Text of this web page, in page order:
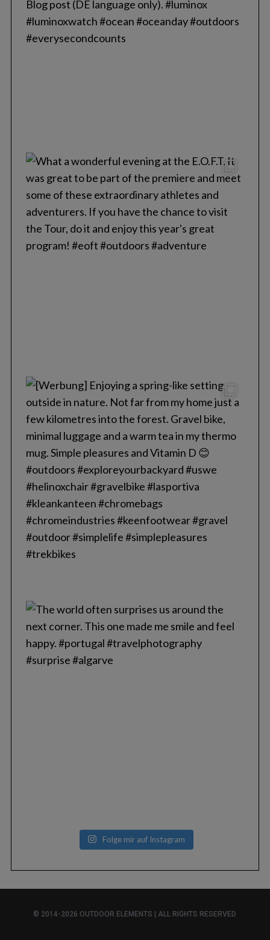
Folge mir auf Instagram
© 2014-2026 OUTDOOR ELEMENTS | ALL RIGHTS RESERVED